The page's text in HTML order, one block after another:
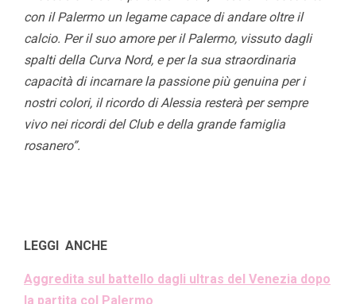
con il Palermo un legame capace di andare oltre il
calcio. Per il suo amore per il Palermo, vissuto dagli
spalti della Curva Nord, e per la sua straordinaria
capacità di incarnare la passione più genuina per i
nostri colori, il ricordo di Alessia resterà per sempre
vivo nei ricordi del Club e della grande famiglia
rosanero”.
LEGGI ANCHE
Aggredita sul battello dagli ultras del Venezia dopo
la partita col Palermo